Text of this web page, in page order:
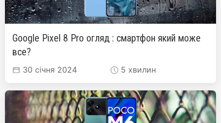
Google Pixel 8 Pro огляд : смартфон який може
все?
30 січня 2024 5 хвилин